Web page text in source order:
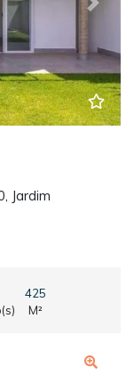
Next
Jardim
425
M²